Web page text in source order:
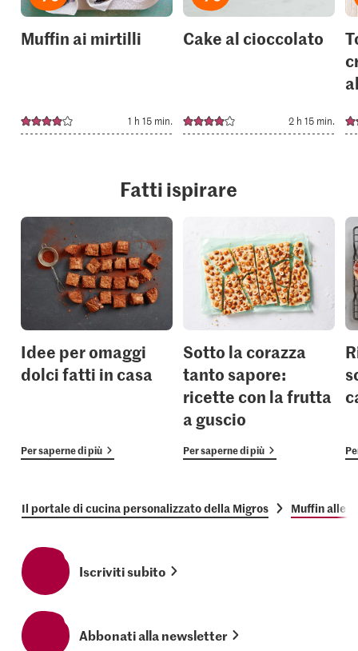
Muffin ai mirtilli
1 h 15 min.
Cake al cioccolato
2 h 15 min.
Fatti ispirare
Idee per omaggi
dolci fatti in casa
Per saperne di più
Sotto la corazza
tanto sapore:
ricette con la frutta
a guscio
Per saperne di più
Il portale di cucina personalizzato della Migros Muffin alle
Iscriviti subito
Abbonati alla newsletter